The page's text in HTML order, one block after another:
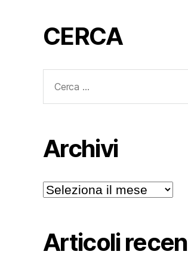
CERCA
Archivi
Archivi
Articoli